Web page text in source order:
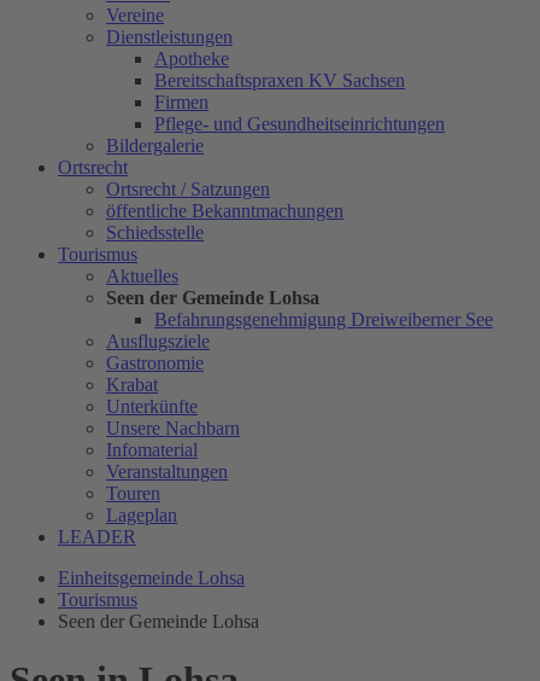
Vereine
Dienstleistungen
Apotheke
Bereitschaftspraxen KV Sachsen
Firmen
Pflege- und Gesundheitseinrichtungen
Bildergalerie
Ortsrecht
Ortsrecht / Satzungen
öffentliche Bekanntmachungen
Schiedsstelle
Tourismus
Aktuelles
Seen der Gemeinde Lohsa
Befahrungsgenehmigung Dreiweiberner See
Ausflugsziele
Gastronomie
Krabat
Unterkünfte
Unsere Nachbarn
Infomaterial
Veranstaltungen
Touren
Lageplan
LEADER
Einheitsgemeinde Lohsa
Tourismus
Seen der Gemeinde Lohsa